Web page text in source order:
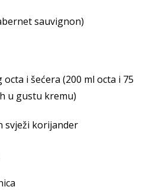
sauvignon)
i šećera (200 ml octa i 75
u gustu kremu)
svježi korijander